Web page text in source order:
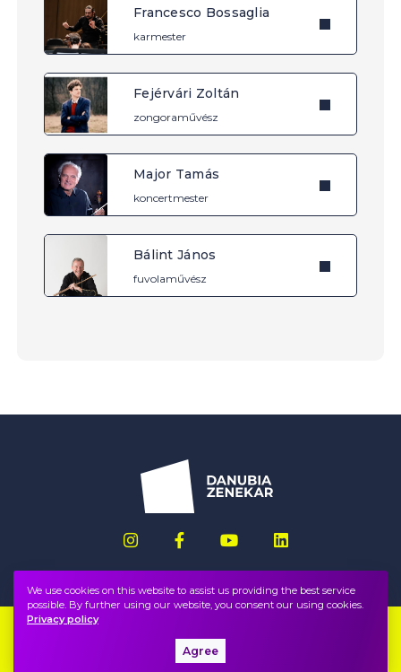
Francesco Bossaglia
karmester
Fejérvári Zoltán
zongoraművész
Major Tamás
koncertmester
Bálint János
fuvolaművész
We use cookies on this website to assist us providing the best service
possible. By further using our website, you consent our using cookies.
Privacy policy
Agree
Privacy policy, terms